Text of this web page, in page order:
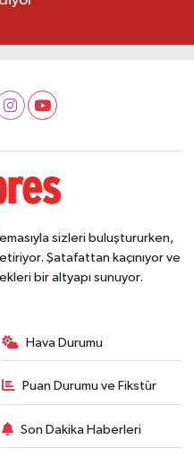
sizleri buluştururken,
Şatafattan kaçınıyor ve
bir altyapı sunuyor.
Hava Durumu
Puan Durumu ve Fikstür
Son Dakika Haberleri